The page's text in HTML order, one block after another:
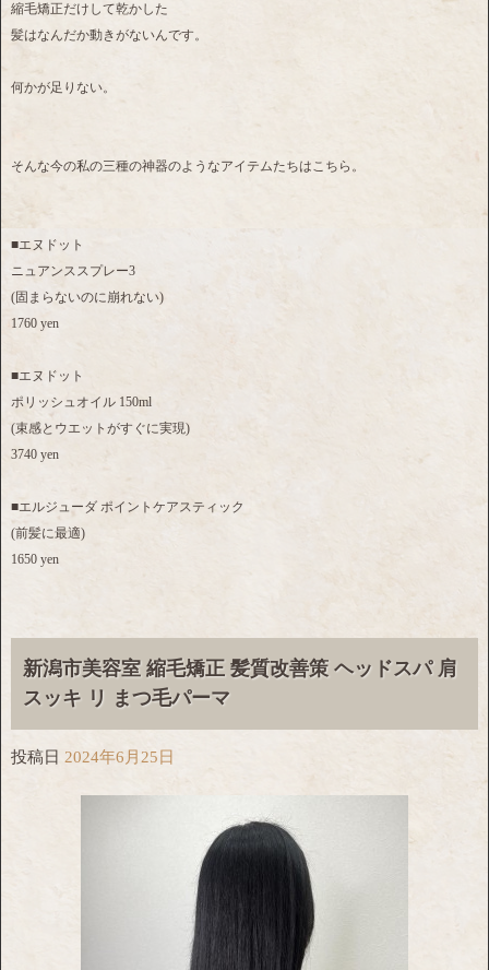
縮毛矯正だけして乾かした
髪はなんだか動きがないんです。
何かが足りない。
そんな今の私の三種の神器のようなアイテムたちはこちら。
■エヌドット
ニュアンススプレー3
(固まらないのに崩れない)
1760 yen
■エヌドット
ポリッシュオイル 150ml
(束感とウエットがすぐに実現)
3740 yen
■エルジューダ ポイントケアスティック
(前髪に最適)
1650 yen
新潟市美容室 縮毛矯正 髪質改善策 ヘッドスパ 肩
スッキ リ まつ毛パーマ
投稿日 2024年6月25日